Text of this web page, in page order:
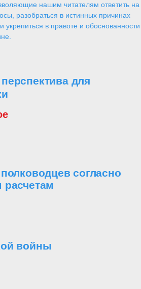
нашим читателям ответить на
разобраться в истинных причинах
укрепиться в правоте и обоснованности
для
согласно
расчетам
войны